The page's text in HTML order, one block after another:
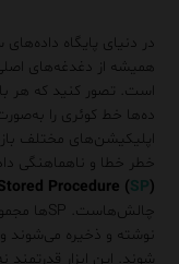
در دنیای پایگاه
همیشه از دغدغه‌های
است. تصور کنید که هر
ده‌ها خط کوئری را
اپلیکیشن‌های مختلف
خطر خطا و ناهماهنگی
Procedure (SP) در SQL Server
نوشته و ذخیره می‌شوند و
شوند. این ابزار